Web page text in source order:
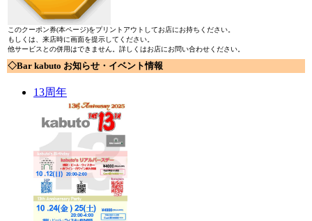
このクーポン券(本ページ)をプリントアウトしてお店にお持ちください。
もしくは、来店時に画面を提示してください。
他サービスとの併用はできません。詳しくはお店にお問い合わせください。
◇Bar kabuto お知らせ・イベント情報
13周年